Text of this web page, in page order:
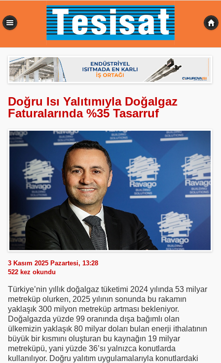
Doğru Isı Yalıtımıyla Doğalgaz
Faturalarında %35 Tasarruf
3 Kasım 2025 Pazartesi, 13:28
522 kez okundu
Türkiye’nin yıllık doğalgaz tüketimi 2024 yılında 53 milyar
metreküp olurken, 2025 yılının sonunda bu rakamın
yaklaşık 300 milyon metreküp artması bekleniyor.
Doğalgazda yüzde 99 oranında dışa bağımlı olan
ülkemizin yaklaşık 80 milyar doları bulan enerji ithalatının
büyük bir kısmını oluşturan bu kaynağın 19 milyar
metreküpü, yani yüzde 36’sı yalnızca konutlarda
kullanılıyor. Doğru yalıtım uygulamalarıyla konutlardaki
0,377 sn